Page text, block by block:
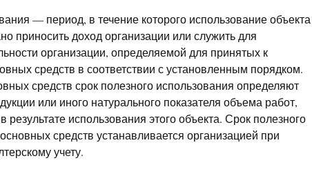
— период, в течение которого использование объекта
приносить доход организации или служить для
организации, определяемой для принятых к
средств в соответствии с установленным порядком.
средств срок полезного использования определяют
или иного натурального показателя объема работ,
использования этого объекта. Срок полезного
средств устанавливается организацией при
учету.